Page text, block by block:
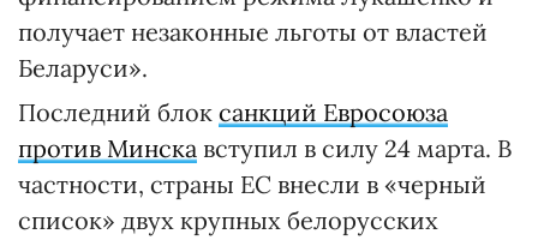
получает незаконные льготы от властей
Беларуси».
Последний блок санкций Евросоюза
против Минска вступил в силу 24 марта. В
частности, страны ЕС внесли в «черный
список» двух крупных белорусских